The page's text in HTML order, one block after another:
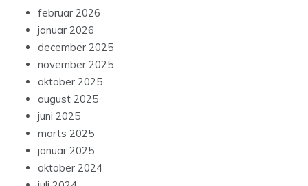
februar 2026
januar 2026
december 2025
november 2025
oktober 2025
august 2025
juni 2025
marts 2025
januar 2025
oktober 2024